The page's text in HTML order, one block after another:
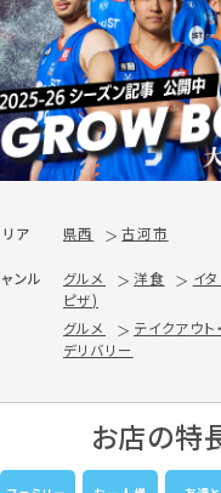
ア 県西 古河市
ンル グルメ 洋食
イ
ピザ)
グルメ
テイクアウト
デリバリー
お店の特